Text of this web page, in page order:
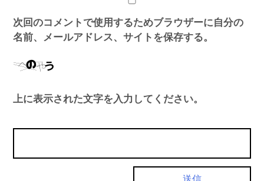
次回のコメントで使用するためブラウザーに自分の
名前、メールアドレス、サイトを保存する。
上に表示された文字を入力してください。